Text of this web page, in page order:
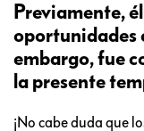
Previamente,
oportunidades
embargo, fue
la presente
¡No cabe duda que